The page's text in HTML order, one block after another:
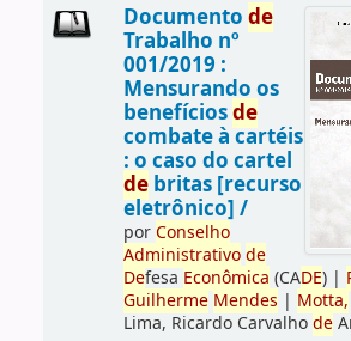
Documento de
Trabalho nº
001/2019 :
Mensurando os
benefíciosde
combate à cartéis
: o caso do cartel
debritas [recurso
eletrônico] /
porConselho
Administrativo de
Defesa Econômica (CADE)|
Guilherme Mendes | Motta,
Lima, Ricardo Carvalhode